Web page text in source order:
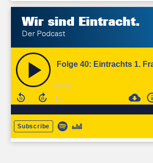
Wir sind Eintracht.
Der Podcast